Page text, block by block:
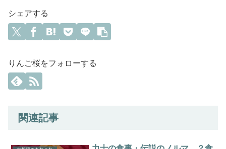
シェアする
りんご桜をフォローする
関連記事